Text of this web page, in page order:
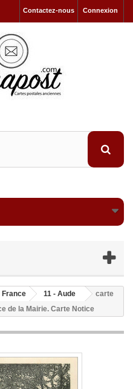
Connexion
Contactez-nous
11 - Aude
carte
de la Mairie. Carte Notice